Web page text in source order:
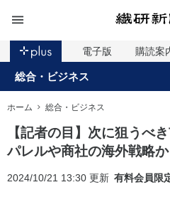
電子版 購読案
総合・ビジネス
ホーム 総合・ビジネス
【記者の目】次に狙うべ
パレルや商社の海外戦略
2024/10/21 13:30 更新 有料会員限